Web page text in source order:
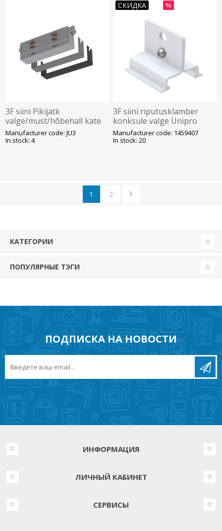
3F siini Pikijätk
valge/must/hõbehall kate
Unipro
Manufacturer code: JU3
In stock: 4
СКИДКА %
3F siini riputusklamber
konksule valge Unipro
Manufacturer code: 1459407
In stock: 20
1 2
КАТЕГОРИИ
ПОПУЛЯРНЫЕ ТЭГИ
ПОДПИСКА НА НОВОСТИ
ИНФОРМАЦИЯ
ЛИЧНЫЙ КАБИНЕТ
СЕРВИСЫ